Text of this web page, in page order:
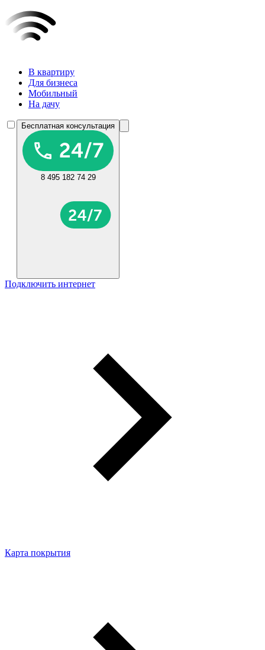
В квартиру
Для бизнеса
Мобильный
На дачу
Бесплатная консультация
8 495 182 74 29
Подключить интернет
Карта покрытия